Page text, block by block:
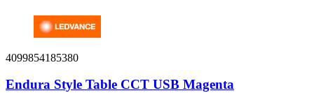
4099854185380
Endura Style Table CCT USB Magenta